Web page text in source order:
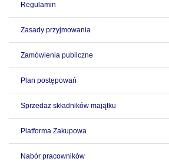
Regulamin
Zasady przyjmowania
Zamówienia publiczne
Plan postępowań
Sprzedaż składników majątku
Platforma Zakupowa
Nabór pracowników